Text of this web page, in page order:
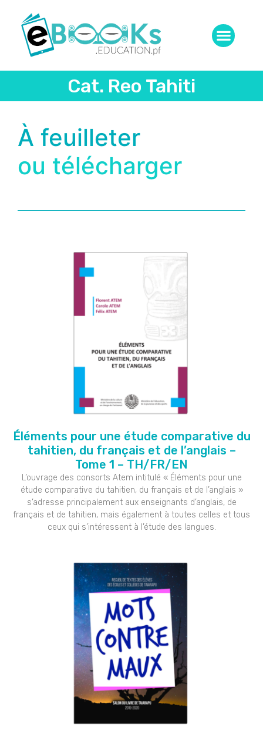
Cat. Reo Tahiti
À feuilleter
ou télécharger
Éléments pour une étude comparative du
tahitien, du français et de l’anglais –
Tome 1 – TH/FR/EN
L’ouvrage des consorts Atem intitulé « Éléments pour une
étude comparative du tahitien, du français et de l’anglais »
s’adresse principalement aux enseignants d’anglais, de
français et de tahitien, mais également à toutes celles et tous
ceux qui s’intéressent à l’étude des langues.